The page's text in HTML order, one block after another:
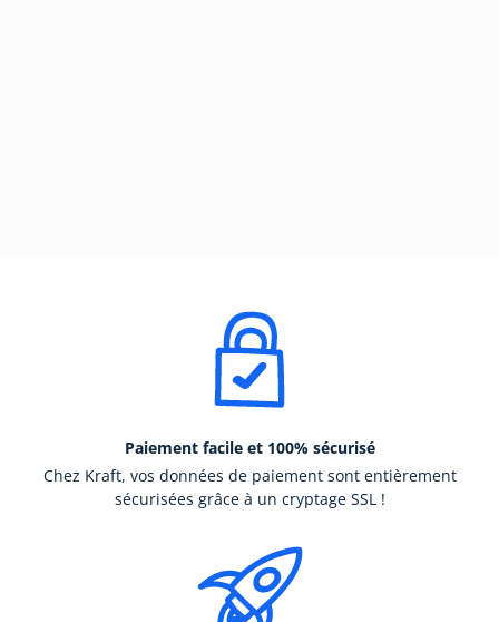
Paiement facile et 100% sécurisé
Chez Kraft, vos données de paiement sont entièrement
sécurisées grâce à un cryptage SSL !